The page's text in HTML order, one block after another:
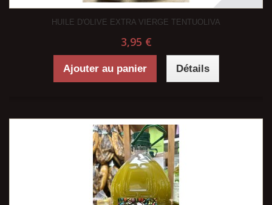
HUILE D'OLIVE EXTRA VIERGE TENTUOLIVA
3,95 €
Ajouter au panier Détails